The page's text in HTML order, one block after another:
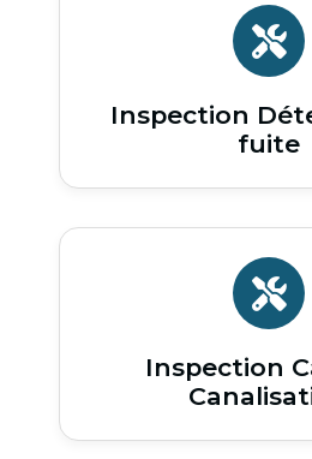
Inspection
fuite
Inspection